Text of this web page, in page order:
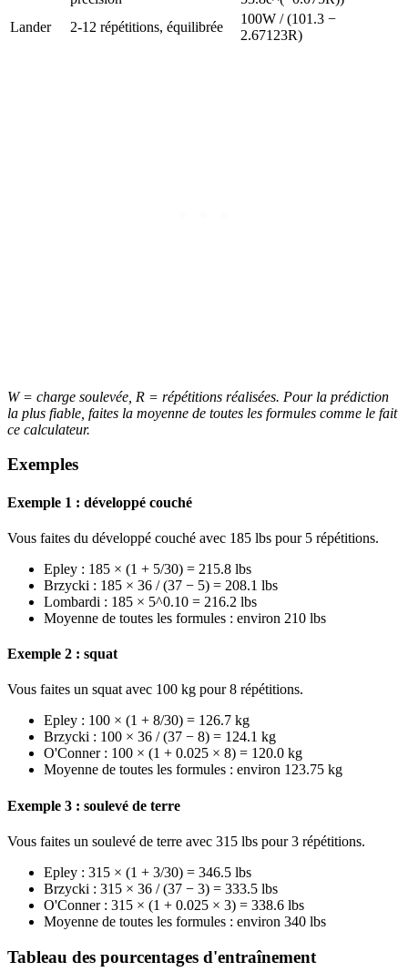
Lander
2-12 répétitions, équilibrée
100W / (101.3 −
2.67123R)
W = charge soulevée, R = répétitions réalisées. Pour la prédiction
la plus fiable, faites la moyenne de toutes les formules comme le fait
ce calculateur.
Exemples
Exemple 1 : développé couché
Vous faites du développé couché avec 185 lbs pour 5 répétitions.
Epley : 185 × (1 + 5/30) = 215.8 lbs
Brzycki : 185 × 36 / (37 − 5) = 208.1 lbs
Lombardi : 185 × 5^0.10 = 216.2 lbs
Moyenne de toutes les formules : environ 210 lbs
Exemple 2 : squat
Vous faites un squat avec 100 kg pour 8 répétitions.
Epley : 100 × (1 + 8/30) = 126.7 kg
Brzycki : 100 × 36 / (37 − 8) = 124.1 kg
O'Conner : 100 × (1 + 0.025 × 8) = 120.0 kg
Moyenne de toutes les formules : environ 123.75 kg
Exemple 3 : soulevé de terre
Vous faites un soulevé de terre avec 315 lbs pour 3 répétitions.
Epley : 315 × (1 + 3/30) = 346.5 lbs
Brzycki : 315 × 36 / (37 − 3) = 333.5 lbs
O'Conner : 315 × (1 + 0.025 × 3) = 338.6 lbs
Moyenne de toutes les formules : environ 340 lbs
Tableau des pourcentages d'entraînement